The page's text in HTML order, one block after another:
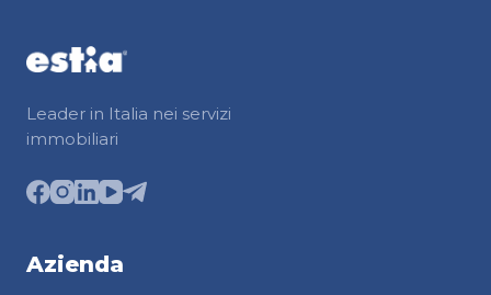
Leader in Italia nei servizi
immobiliari
Azienda